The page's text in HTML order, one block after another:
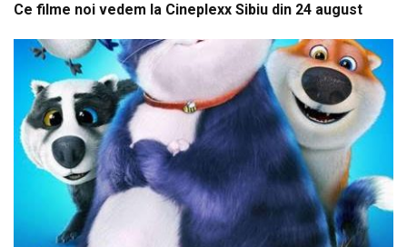
Ce filme noi vedem la Cineplexx Sibiu din 24 august